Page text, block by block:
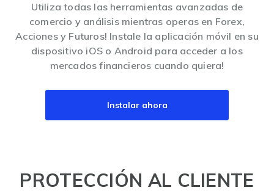
Utiliza todas las herramientas avanzadas de
comercio y análisis mientras operas en Forex,
Acciones y Futuros! Instale la aplicación móvil en su
dispositivo iOS o Android para acceder a los
mercados financieros cuando quiera!
Instalar ahora
PROTECCIÓN AL CLIENTE